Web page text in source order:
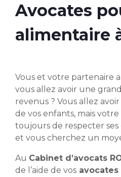
Avocates
alimentaire
Vous et votre partenaire
vous allez avoir une
revenus ? Vous allez avoir
de vos enfants, mais
toujours de respecter
et vous cherchez un
Au Cabinet d’avocats
de l’aide de vosavocates